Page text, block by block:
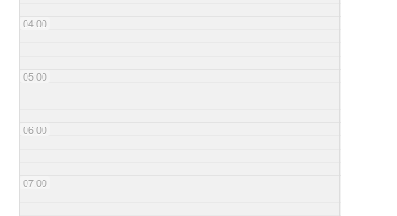
04:00
05:00
06:00
07:00